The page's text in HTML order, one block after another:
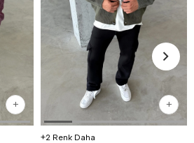
2 Renk Daha